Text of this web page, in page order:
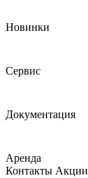
Новинки
Сервис
Документация
Аренда
Контакты Акции